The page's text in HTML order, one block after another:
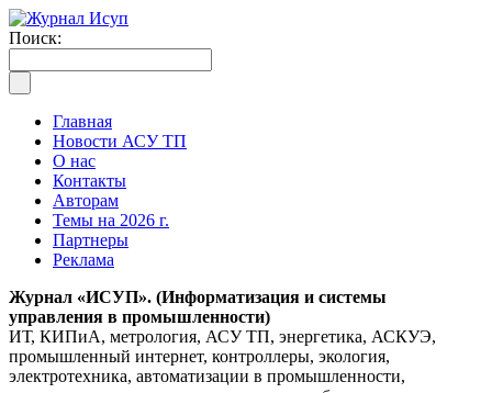
Поиск:
Главная
Новости АСУ ТП
О нас
Контакты
Авторам
Темы на 2026 г.
Партнеры
Реклама
Журнал «ИСУП». (Информатизация и системы
управления в промышленности)
ИТ, КИПиА, метрология, АСУ ТП, энергетика, АСКУЭ,
промышленный интернет, контроллеры, экология,
электротехника, автоматизации в промышленности,